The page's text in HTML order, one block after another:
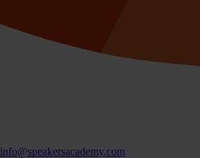
info@speakersacademy.com